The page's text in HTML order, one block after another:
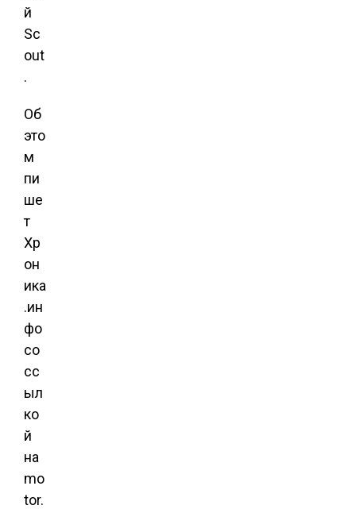
й
Sc
out
.
Об
это
м
пи
ше
т
Хр
он
ика
.ин
фо
со
сс
ыл
ко
й
на
mo
tor.